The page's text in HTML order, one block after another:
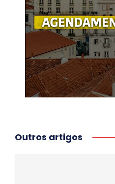
Outros artigos